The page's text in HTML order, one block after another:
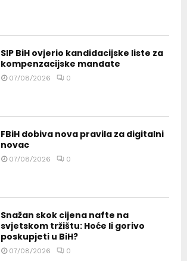
SIP BiH ovjerio kandidacijske liste za
kompenzacijske mandate
07/08/2026 0
FBiH dobiva nova pravila za digitalni
novac
07/08/2026 0
Snažan skok cijena nafte na
svjetskom tržištu: Hoće li gorivo
poskupjeti u BiH?
07/08/2026 0